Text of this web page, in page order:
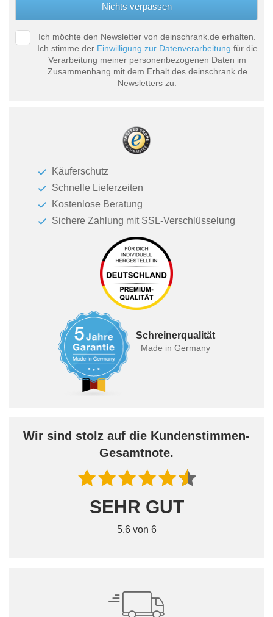
Ich möchte den Newsletter von deinschrank.de erhalten.
Ich stimme der Einwilligung zur Datenverarbeitung für die
Verarbeitung meiner personenbezogenen Daten im
Zusammenhang mit dem Erhalt des deinschrank.de
Newsletters zu.
Käuferschutz
Schnelle Lieferzeiten
Kostenlose Beratung
Sichere Zahlung mit SSL-Verschlüsselung
Schreinerqualität
Made in Germany
Wir sind stolz auf die Kundenstimmen-
Gesamtnote.
SEHR GUT
5.6 von 6